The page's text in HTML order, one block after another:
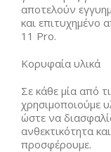
αποτελούν
και επιτυχημένο
11 Pro.
Κορυφαία υλικά
Σε κάθε μία από
χρησιμοποιούμε
ώστε να
ανθεκτικότητα
προσφέρουμε.